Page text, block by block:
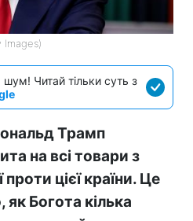
Читай тільки суть з
Трамп
на всі товари з
проти цієї країни. Це
як Богота кілька